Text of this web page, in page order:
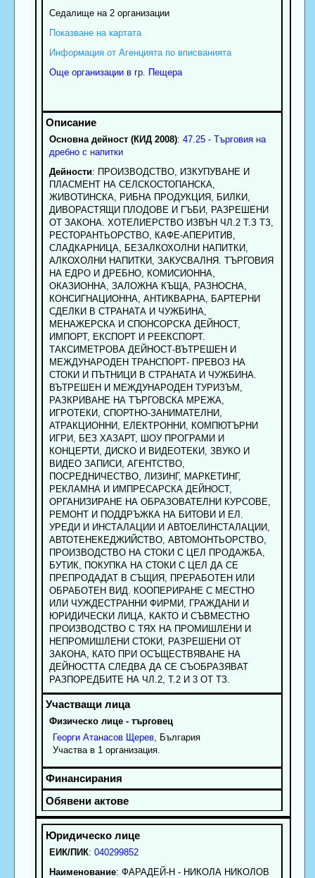
Седалище на 2 организации
Показване на картата
Информация от Агенцията по вписванията
Още организации в гр. Пещера
Основна дейност (КИД 2008): 47.25 - Търговия на
дребно с напитки
Дейности: ПРОИЗВОДСТВО, ИЗКУПУВАНЕ И
ПЛАСМЕНТ НА СЕЛСКОСТОПАНСКА,
ЖИВОТИНСКА, РИБНА ПРОДУКЦИЯ, БИЛКИ,
ДИВОРАСТЯЩИ ПЛОДОВЕ И ГЪБИ, РАЗРЕШЕНИ
ОТ ЗАКОНА. ХОТЕЛИЕРСТВО ИЗВЪН ЧЛ.2 Т.З ТЗ,
РЕСТОРАНТЬОРСТВО, КАФЕ-АПЕРИТИВ,
СЛАДКАРНИЦА, БЕЗАЛКОХОЛНИ НАПИТКИ,
АЛКОХОЛНИ НАПИТКИ, ЗАКУСВАЛНЯ. ТЪРГОВИЯ
НА ЕДРО И ДРЕБНО, КОМИСИОННА,
ОКАЗИОННА, ЗАЛОЖНА КЪЩА, РАЗНОСНА,
КОНСИГНАЦИОННА, АНТИКВАРНА, БАРТЕРНИ
СДЕЛКИ В СТРАНАТА И ЧУЖБИНА,
МЕНАЖЕРСКА И СПОНСОРСКА ДЕЙНОСТ,
ИМПОРТ, ЕКСПОРТ И РЕЕКСПОРТ.
ТАКСИМЕТРОВА ДЕЙНОСТ-ВЪТРЕШЕН И
МЕЖДУНАРОДЕН ТРАНСПОРТ- ПРЕВОЗ НА
СТОКИ И ПЪТНИЦИ В СТРАНАТА И ЧУЖБИНА.
ВЪТРЕШЕН И МЕЖДУНАРОДЕН ТУРИЗЪМ,
РАЗКРИВАНЕ НА ТЪРГОВСКА МРЕЖА,
ИГРОТЕКИ, СПОРТНО-ЗАНИМАТЕЛНИ,
АТРАКЦИОННИ, ЕЛЕКТРОННИ, КОМПЮТЪРНИ
ИГРИ, БЕЗ ХАЗАРТ, ШОУ ПРОГРАМИ И
КОНЦЕРТИ, ДИСКО И ВИДЕОТЕКИ, ЗВУКО И
ВИДЕО ЗАПИСИ, АГЕНТСТВО,
ПОСРЕДНИЧЕСТВО, ЛИЗИНГ, МАРКЕТИНГ,
РЕКЛАМНА И ИМПРЕСАРСКА ДЕЙНОСТ,
ОРГАНИЗИРАНЕ НА ОБРАЗОВАТЕЛНИ КУРСОВЕ,
РЕМОНТ И ПОДДРЪЖКА НА БИТОВИ И ЕЛ.
УРЕДИ И ИНСТАЛАЦИИ И АВТОЕЛИНСТАЛАЦИИ,
АВТОТЕНЕКЕДЖИЙСТВО, АВТОМОНТЬОРСТВО,
ПРОИЗВОДСТВО НА СТОКИ С ЦЕЛ ПРОДАЖБА,
БУТИК, ПОКУПКА НА СТОКИ С ЦЕЛ ДА СЕ
ПРЕПРОДАДАТ В СЪЩИЯ, ПРЕРАБОТЕН ИЛИ
ОБРАБОТЕН ВИД. КООПЕРИРАНЕ С МЕСТНО
ИЛИ ЧУЖДЕСТРАННИ ФИРМИ, ГРАЖДАНИ И
ЮРИДИЧЕСКИ ЛИЦА, КАКТО И СЪВМЕСТНО
ПРОИЗВОДСТВО С ТЯХ НА ПРОМИШЛЕНИ И
НЕПРОМИШЛЕНИ СТОКИ, РАЗРЕШЕНИ ОТ
ЗАКОНА, КАТО ПРИ ОСЪЩЕСТВЯВАНЕ НА
ДЕЙНОСТТА СЛЕДВА ДА СЕ СЪОБРАЗЯВАТ
РАЗПОРЕДБИТЕ НА ЧЛ.2, Т.2 И 3 ОТ ТЗ.
Физическо лице - търговец
Георги Атанасов Щерев, България
Участва в 1 организация.
ЕИК/ПИК: 040299852
Наименование: ФАРАДЕЙ-Н - НИКОЛА НИКОЛОВ